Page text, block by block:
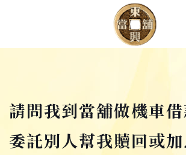
請問我到當舖做機車
委託別人幫我贖回或加